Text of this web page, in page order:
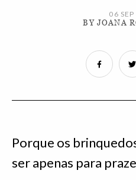
06
BY JOANA
Porque os
ser apenas para